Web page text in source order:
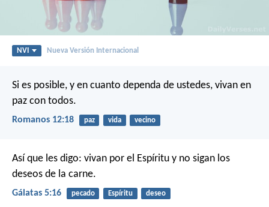
NVI Nueva Versión Internacional
Si es posible, y en cuanto dependa de ustedes, vivan en
paz con todos.
Romanos 12:18 paz vida vecino
Así que les digo: vivan por el Espíritu y no sigan los
deseos de la carne.
Gálatas 5:16 pecado Espíritu deseo